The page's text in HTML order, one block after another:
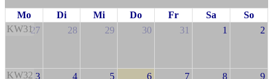
Mo Di Mi Do Fr Sa
So
KW3127 28 29 30 31 1 2
KW32 3 4 5 6 7 8 9